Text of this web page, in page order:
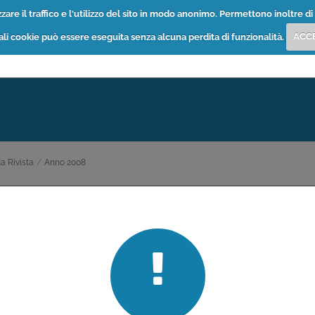
il traffico e l'utilizzo del sito in modo anonimo. Permettono inoltre
cookie può essere eseguita senza alcuna perdita di funzionalità.
INFORMAZIONI SUI FARMACI LA
Rivista / Anno 2008